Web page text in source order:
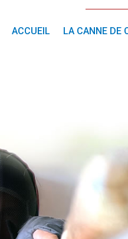
ACCUEIL LA CANNE DE